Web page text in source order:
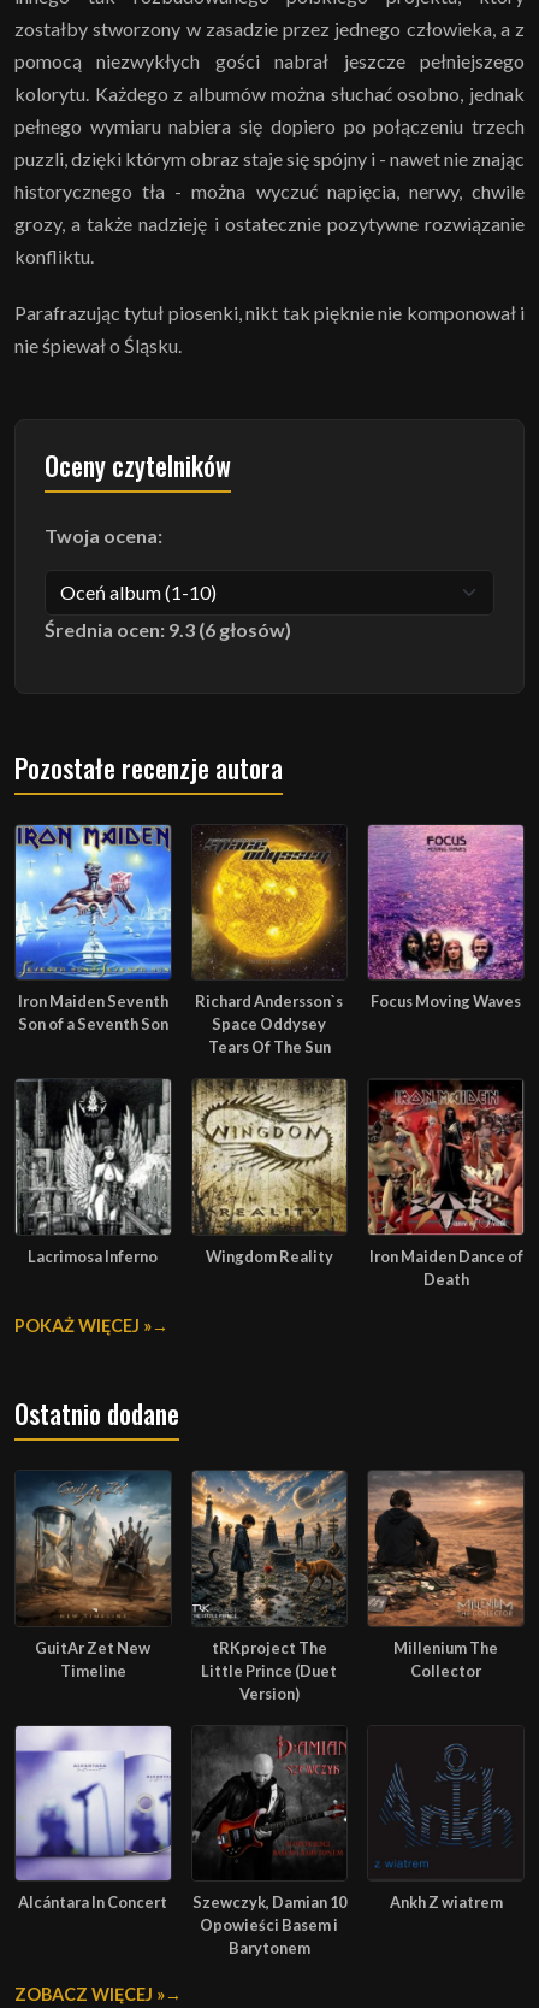
zostałby stworzony w zasadzie przez jednego człowieka, a z
pomocą niezwykłych gości nabrał jeszcze pełniejszego
kolorytu. Każdego z albumów można słuchać osobno, jednak
pełnego wymiaru nabiera się dopiero po połączeniu trzech
puzzli, dzięki którym obraz staje się spójny i - nawet nie znając
historycznego tła - można wyczuć napięcia, nerwy, chwile
grozy, a także nadzieję i ostatecznie pozytywne rozwiązanie
konfliktu.
Parafrazując tytuł piosenki, nikt tak pięknie nie komponował i
nie śpiewał o Śląsku.
Oceny czytelników
Twoja ocena:
Średnia ocen: 9.3 (6 głosów)
Pozostałe recenzje autora
Iron Maiden Seventh
Son of a Seventh Son
Richard Andersson`s
Space Oddysey
Tears Of The Sun
Focus Moving Waves
Lacrimosa Inferno Wingdom Reality
Iron Maiden Dance of
Death
POKAŻ WIĘCEJ »
Ostatnio dodane
GuitAr Zet New
Timeline
tRKproject The
Little Prince (Duet
Version)
Millenium The
Collector
Alcántara In Concert
Szewczyk, Damian 10
Opowieści Basem i
Barytonem
Ankh Z wiatrem
ZOBACZ WIĘCEJ »